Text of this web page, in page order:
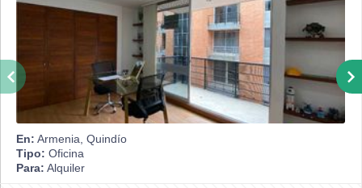
En: Armenia, Quindío
Tipo: Oficina
Para: Alquiler